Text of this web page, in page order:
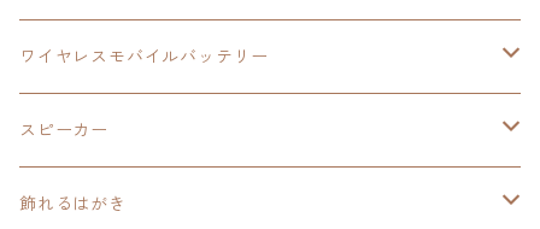
飾れるはがき
オーロラアクリルスタンド
イラストフレームクロック
黎の軌跡
3in1充電ケーブル
カードサイズスピーカー
黎の軌跡Ⅱ
イースⅩ
閃の軌跡Ⅳ
イースⅨ
創の軌跡
黎の軌跡
黎の軌跡Ⅱ
ゴジラ
手塚治虫
ウルトラマン
零の軌跡：改
碧の軌跡：改
創の軌跡
イースⅨ
零の軌跡：改
碧の軌跡：改
日本ファルコム
ワイヤレスモバイルバッテリー
イースⅨ
閃の軌跡
スピーカー
置くだけスピーカー
飾れるはがき